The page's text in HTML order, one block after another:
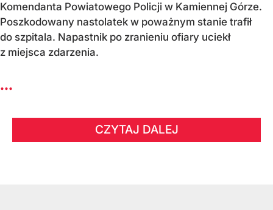
Komendanta Powiatowego Policji w Kamiennej Górze.
Poszkodowany nastolatek w poważnym stanie trafił
do szpitala. Napastnik po zranieniu ofiary uciekł
z miejsca zdarzenia.
...
CZYTAJ DALEJ